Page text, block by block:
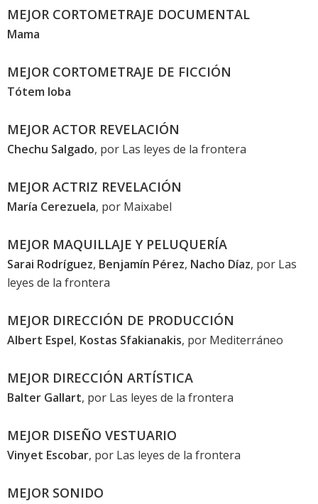
MEJOR CORTOMETRAJE DOCUMENTAL
Mama
MEJOR CORTOMETRAJE DE FICCIÓN
Tótem loba
MEJOR ACTOR REVELACIÓN
Chechu Salgado, por Las leyes de la frontera
MEJOR ACTRIZ REVELACIÓN
María Cerezuela, por Maixabel
MEJOR MAQUILLAJE Y PELUQUERÍA
Sarai Rodríguez, Benjamín Pérez, Nacho Díaz, por Las
leyes de la frontera
MEJOR DIRECCIÓN DE PRODUCCIÓN
Albert Espel, Kostas Sfakianakis, por Mediterráneo
MEJOR DIRECCIÓN ARTÍSTICA
Balter Gallart, por Las leyes de la frontera
MEJOR DISEÑO VESTUARIO
Vinyet Escobar, por Las leyes de la frontera
MEJOR SONIDO